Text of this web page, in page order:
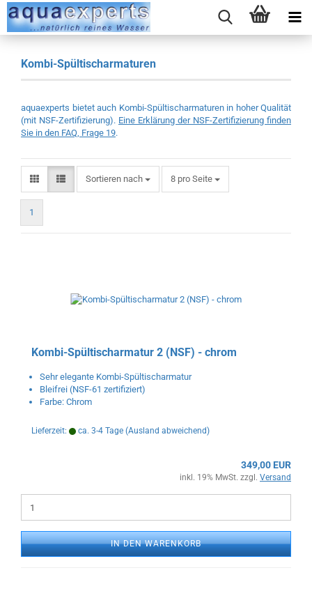
Kombi-Spültischarmaturen
aquaexperts bietet auch Kombi-Spültischarmaturen in hoher Qualität
(mit NSF-Zertifizierung). Eine Erklärung der NSF-Zertifizierung finden
Sie in den FAQ, Frage 19.
Sortieren nach
Sortieren nach 8 pro Seite
pro Seite
1
Kombi-Spültischarmatur 2 (NSF) - chrom
Sehr elegante Kombi-Spültischarmatur
Bleifrei (NSF-61 zertifiziert)
Farbe: Chrom
Lieferzeit: ca. 3-4 Tage (Ausland abweichend)
349,00 EUR
inkl. 19% MwSt. zzgl. Versand
IN DEN WARENKORB